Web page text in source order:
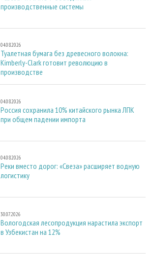
производственные системы
04.08.2026
Туалетная бумага без древесного волокна:
Kimberly-Clark готовит революцию в
производстве
04.08.2026
Россия сохранила 10% китайского рынка ЛПК
при общем падении импорта
04.08.2026
Реки вместо дорог: «Свеза» расширяет водную
логистику
30.07.2026
Вологодская лесопродукция нарастила экспорт
в Узбекистан на 12%